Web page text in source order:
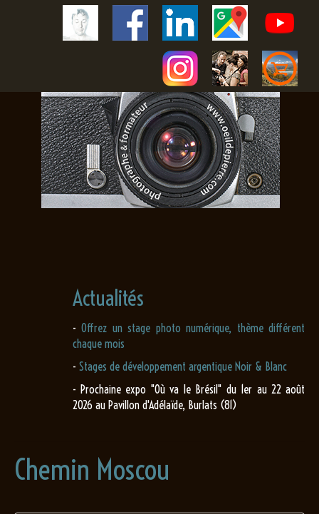
Actualités
-Offrez un stage photo numérique, thème différent
chaque mois
- Stages de développement argentique Noir & Blanc
- Prochaine expo "Où va le Brésil" du 1er au 22 août
2026 au Pavillon d'Adélaïde, Burlats (81)
Chemin Moscou